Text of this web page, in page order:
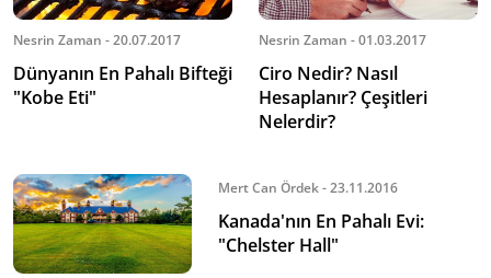
Nesrin Zaman - 20.07.2017
Dünyanın En Pahalı Bifteği
"Kobe Eti"
Nesrin Zaman - 01.03.2017
Ciro Nedir? Nasıl
Hesaplanır? Çeşitleri
Nelerdir?
Mert Can Ördek - 23.11.2016
Kanada'nın En Pahalı Evi:
"Chelster Hall"